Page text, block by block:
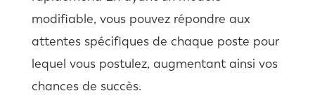
modifiable, vous pouvez répondre aux
attentes spécifiques de chaque poste pour
lequel vous postulez, augmentant ainsi vos
chances de succès.